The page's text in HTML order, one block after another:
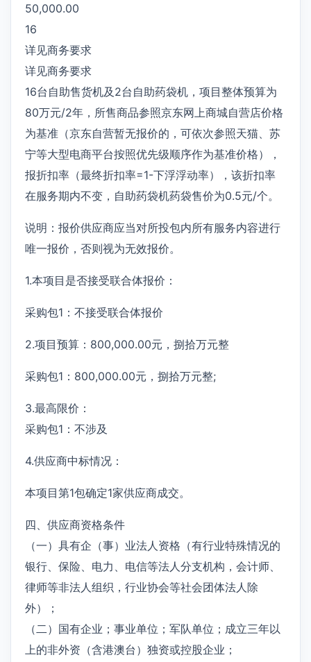
50,000.00
16
详见商务要求
详见商务要求
16台自助售货机及2台自助药袋机，项目整体预算为
80万元/2年，所售商品参照京东网上商城自营店价格
为基准（京东自营暂无报价的，可依次参照天猫、苏
宁等大型电商平台按照优先级顺序作为基准价格），
报折扣率（最终折扣率=1-下浮浮动率），该折扣率
在服务期内不变，自助药袋机药袋售价为0.5元/个。
说明：报价供应商应当对所投包内所有服务内容进行
唯一报价，否则视为无效报价。
1.本项目是否接受联合体报价：
采购包1：不接受联合体报价
2.项目预算：800,000.00元，捌拾万元整
采购包1：800,000.00元，捌拾万元整;
3.最高限价：
采购包1：不涉及
4.供应商中标情况：
本项目第1包确定1家供应商成交。
四、供应商资格条件
（一）具有企（事）业法人资格（有行业特殊情况的
银行、保险、电力、电信等法人分支机构，会计师、
律师等非法人组织，行业协会等社会团体法人除
外）；
（二）国有企业；事业单位；军队单位；成立三年以
上的非外资（含港澳台）独资或控股企业；